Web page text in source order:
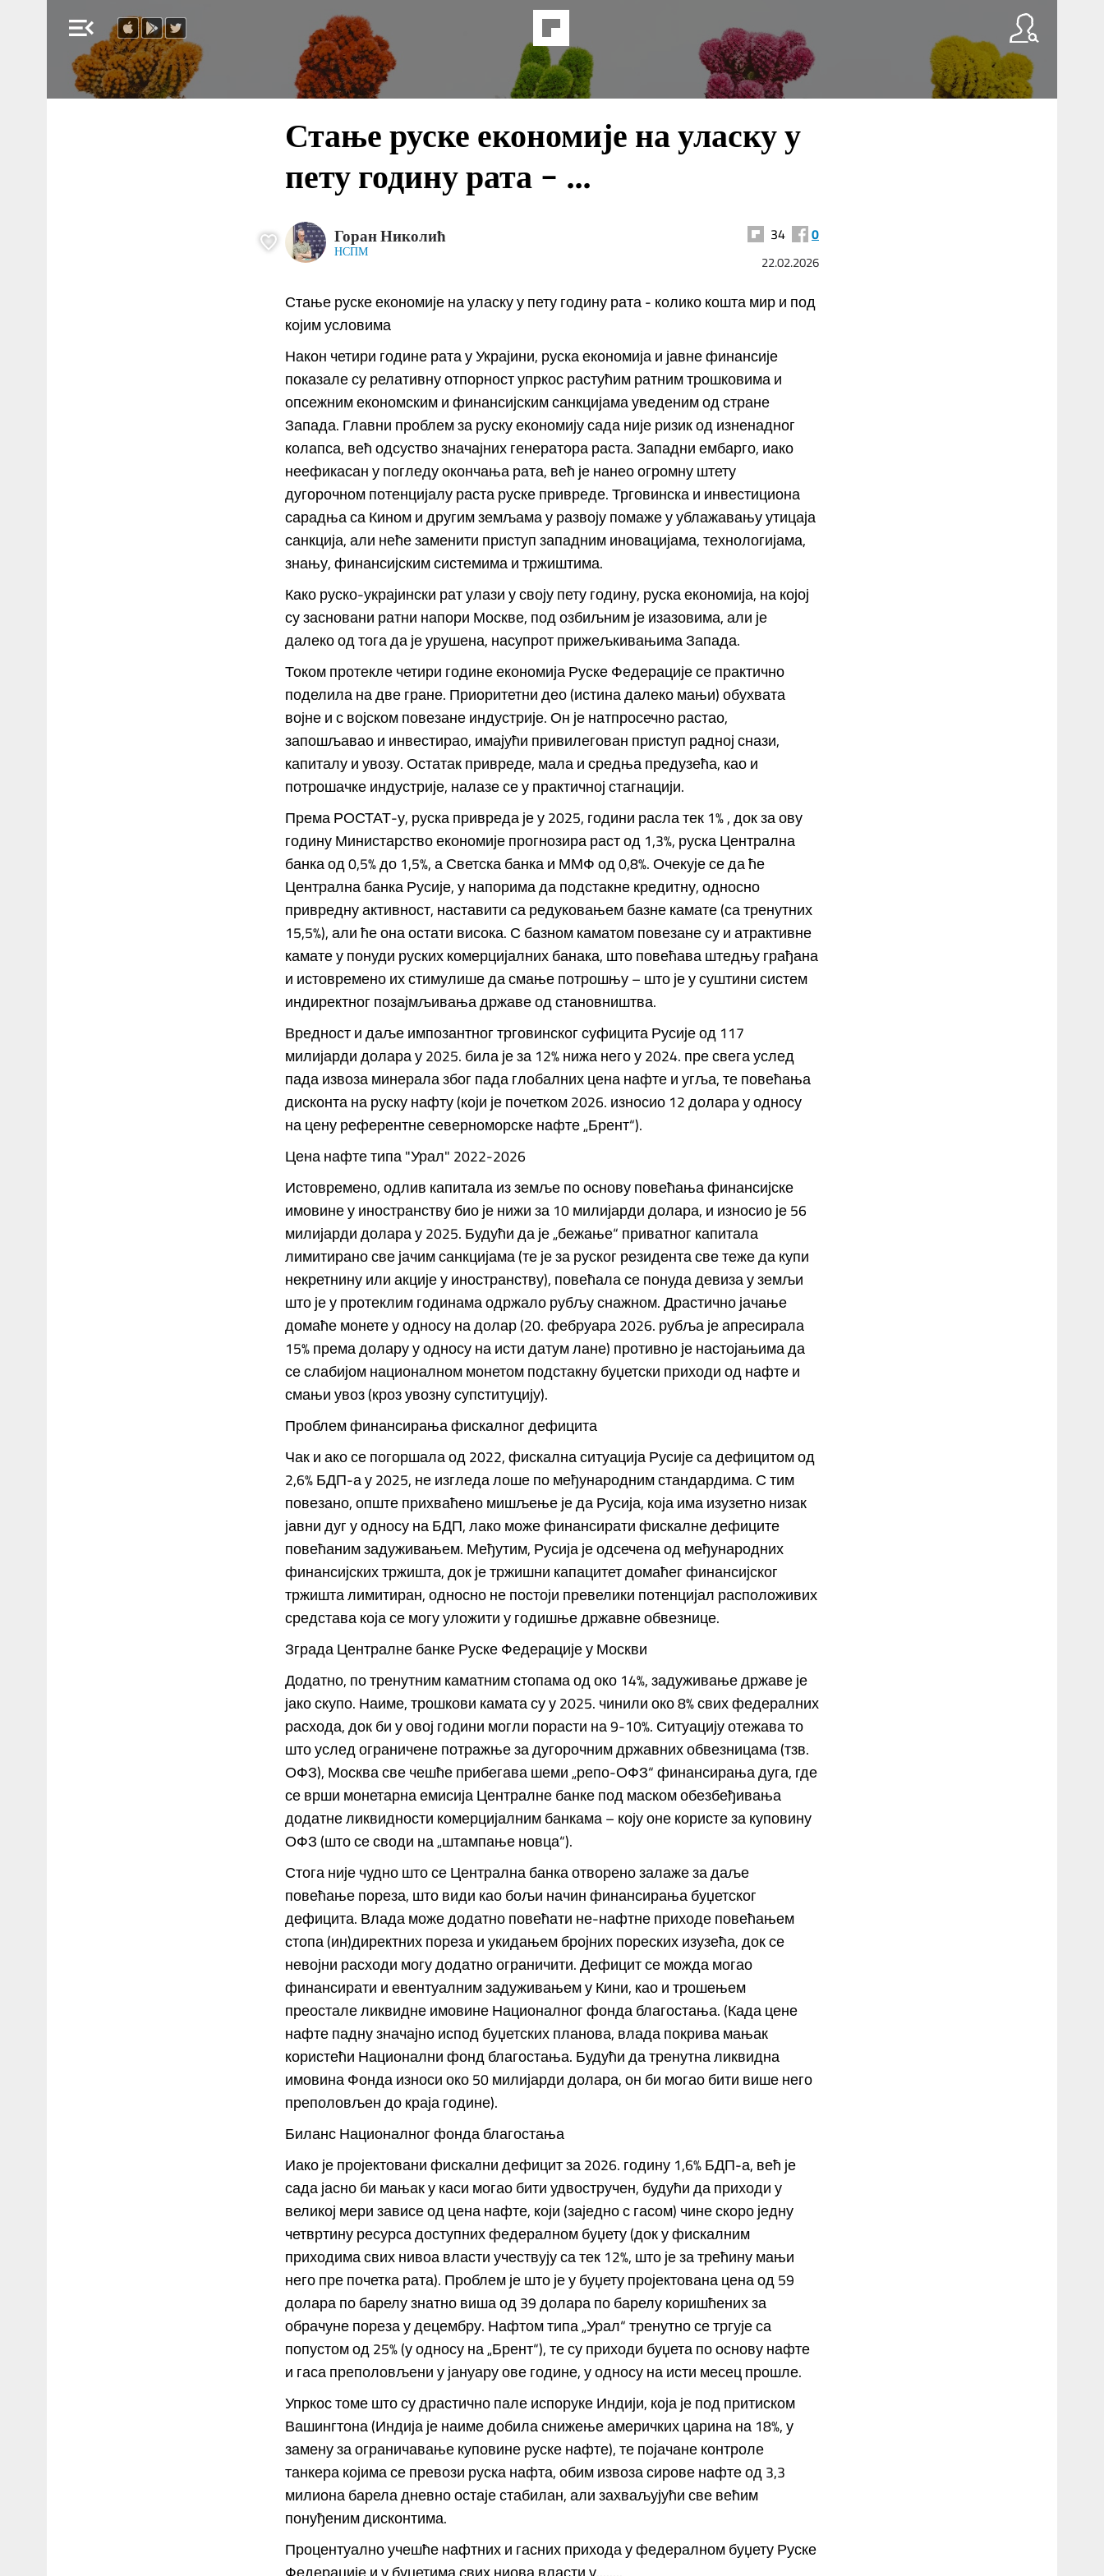
menu_open
Стање руске економије на уласку у
пету годину рата - ...
Горан Николић
НСПМ
34 0
22.02.2026
Стање руске економије на уласку у пету годину рата - колико кошта мир и под
којим условима
Након четири године рата у Украјини, руска економија и јавне финансије
показале су релативну отпорност упркос растућим ратним трошковима и
опсежним економским и финансијским санкцијама уведеним од стране
Запада. Главни проблем за руску економију сада није ризик од изненадног
колапса, већ одсуство значајних генератора раста. Западни ембарго, иако
неефикасан у погледу окончања рата, већ је нанео огромну штету
дугорочном потенцијалу раста руске привреде. Трговинска и инвестициона
сарадња са Кином и другим земљама у развоју помаже у ублажавању утицаја
санкција, али неће заменити приступ западним иновацијама, технологијама,
знању, финансијским системима и тржиштима.
Како руско-украјински рат улази у своју пету годину, руска економија, на којој
су засновани ратни напори Москве, под озбиљним је изазовима, али је
далеко од тога да је урушена, насупрот прижељкивањима Запада.
Током протекле четири године економија Руске Федерације се практично
поделила на две гране. Приоритетни део (истина далеко мањи) обухвата
војне и с војском повезане индустрије. Он је натпросечно растао,
запошљавао и инвестирао, имајући привилегован приступ радној снази,
капиталу и увозу. Остатак привреде, мала и средња предузећа, као и
потрошачке индустрије, налазе се у практичној стагнацији.
Према РОСТАТ-у, руска привреда је у 2025, години расла тек 1% , док за ову
годину Министарство економије прогнозира раст од 1,3%, руска Централна
банка од 0,5% до 1,5%, а Светска банка и ММФ од 0,8%. Очекује се да ће
Централна банка Русије, у напорима да подстакне кредитну, односно
привредну активност, наставити са редуковањем базне камате (са тренутних
15,5%), али ће она остати висока. С базном каматом повезане су и атрактивне
камате у понуди руских комерцијалних банака, што повећава штедњу грађана
и истовремено их стимулише да смање потрошњу – што је у суштини систем
индиректног позајмљивања државе од становништва.
Вредност и даље импозантног трговинског суфицита Русије од 117
милијарди долара у 2025. била је за 12% нижа него у 2024. пре свега услед
пада извоза минерала због пада глобалних цена нафте и угља, те повећања
дисконта на руску нафту (који је почетком 2026. износио 12 долара у односу
на цену референтне северноморске нафте „Брент“).
Цена нафте типа "Урал" 2022-2026
Истовремено, одлив капитала из земље по основу повећања финансијске
имовине у иностранству био је нижи за 10 милијарди долара, и износио је 56
милијарди долара у 2025. Будући да је „бежање“ приватног капитала
лимитирано све јачим санкцијама (те је за руског резидента све теже да купи
некретнину или акције у иностранству), повећала се понуда девиза у земљи
што је у протеклим годинама одржало рубљу снажном. Драстично јачање
домаће монете у односу на долар (20. фебруара 2026. рубља је апресирала
15% према долару у односу на исти датум лане) противно је настојањима да
се слабијом националном монетом подстакну буџетски приходи од нафте и
смањи увоз (кроз увозну супституцију).
Проблем финансирања фискалног дефицита
Чак и ако се погоршала од 2022, фискална ситуација Русије са дефицитом од
2,6% БДП-а у 2025, не изгледа лоше по међународним стандардима. С тим
повезано, опште прихваћено мишљење је да Русија, која има изузетно низак
јавни дуг у односу на БДП, лако може финансирати фискалне дефиците
повећаним задуживањем. Међутим, Русија је одсечена од међународних
финансијских тржишта, док је тржишни капацитет домаћег финансијског
тржишта лимитиран, односно не постоји превелики потенцијал расположивих
средстава која се могу уложити у годишње државне обвезнице.
Зграда Централне банке Руске Федерације у Москви
Додатно, по тренутним каматним стопама од око 14%, задуживање државе је
јако скупо. Наиме, трошкови камата су у 2025. чинили око 8% свих федералних
расхода, док би у овој години могли порасти на 9-10%. Ситуацију отежава то
што услед ограничене потражње за дугорочним државних обвезницама (тзв.
ОФЗ), Москва све чешће прибегава шеми „репо-ОФЗ“ финансирања дуга, где
се врши монетарна емисија Централне банке под маском обезбеђивања
додатне ликвидности комерцијалним банкама – коју оне користе за куповину
ОФЗ (што се своди на „штампање новца“).
Стога није чудно што се Централна банка отворено залаже за даље
повећање пореза, што види као бољи начин финансирања буџетског
дефицита. Влада може додатно повећати не-нафтне приходе повећањем
стопа (ин)директних пореза и укидањем бројних пореских изузећа, док се
невојни расходи могу додатно ограничити. Дефицит се можда могао
финансирати и евентуалним задуживањем у Кини, као и трошењем
преостале ликвидне имовине Националног фонда благостања. (Када цене
нафте падну значајно испод буџетских планова, влада покрива мањак
користећи Национални фонд благостања. Будући да тренутна ликвидна
имовина Фонда износи око 50 милијарди долара, он би могао бити више него
преполовљен до краја године).
Биланс Националног фонда благостања
Иако је пројектовани фискални дефицит за 2026. годину 1,6% БДП-а, већ је
сада јасно би мањак у каси могао бити удвостручен, будући да приходи у
великој мери зависе од цена нафте, који (заједно с гасом) чине скоро једну
четвртину ресурса доступних федералном буџету (док у фискалним
приходима свих нивоа власти учествују са тек 12%, што је за трећину мањи
него пре почетка рата). Проблем је што је у буџету пројектована цена од 59
долара по барелу знатно виша од 39 долара по барелу коришћених за
обрачуне пореза у децембру. Нафтом типа „Урал“ тренутно се тргује са
попустом од 25% (у односу на „Брент“), те су приходи буџета по основу нафте
и гаса преполовљени у јануару ове године, у односу на исти месец прошле.
Упркос томе што су драстично пале испоруке Индији, која је под притиском
Вашингтона (Индија је наиме добила снижење америчких царина на 18%, у
замену за ограничавање куповине руске нафте), те појачане контроле
танкера којима се превози руска нафта, обим извоза сирове нафте од 3,3
милиона барела дневно остаје стабилан, али захваљујући све већим
понуђеним дисконтима.
Процентуално учешће нафтних и гасних прихода у федералном буџету Руске